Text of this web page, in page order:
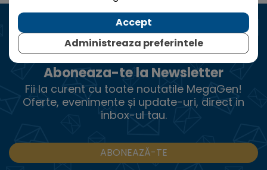
Aboneaza-te la Newsletter
Fii la curent cu toate noutatile MegaGen!
Oferte, evenimente și update-uri, direct in
inbox-ul tau.
ABONEAZĂ-TE
Accept
Administreaza preferintele